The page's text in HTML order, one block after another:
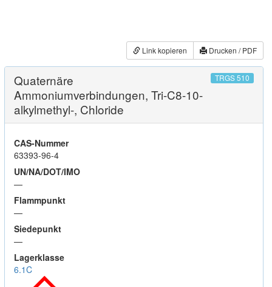
Link kopieren Drucken / PDF
Quaternäre
Ammoniumverbindungen, Tri-C8-10-
alkylmethyl-, Chloride
TRGS 510
CAS-Nummer
63393-96-4
UN/NA/DOT/IMO
—
Flammpunkt
—
Siedepunkt
—
Lagerklasse
6.1C